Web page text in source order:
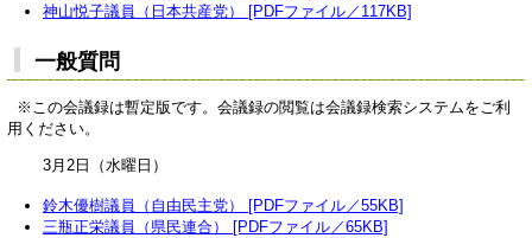
神山悦子議員（日本共産党） [PDFファイル／117KB]
一般質問
※この会議録は暫定版です。会議録の閲覧は会議録検索システムをご利
用ください。
3月2日（水曜日）
鈴木優樹議員（自由民主党） [PDFファイル／55KB]
三瓶正栄議員（県民連合） [PDFファイル／65KB]